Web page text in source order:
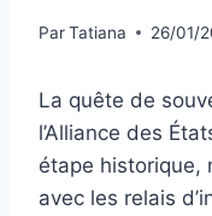
ParTatiana 26/01/
La quête de
l’Alliance des
étape historique,
avec les relais